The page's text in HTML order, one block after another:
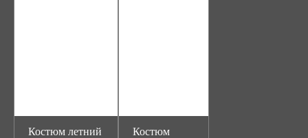
Костюм летний
Костюм